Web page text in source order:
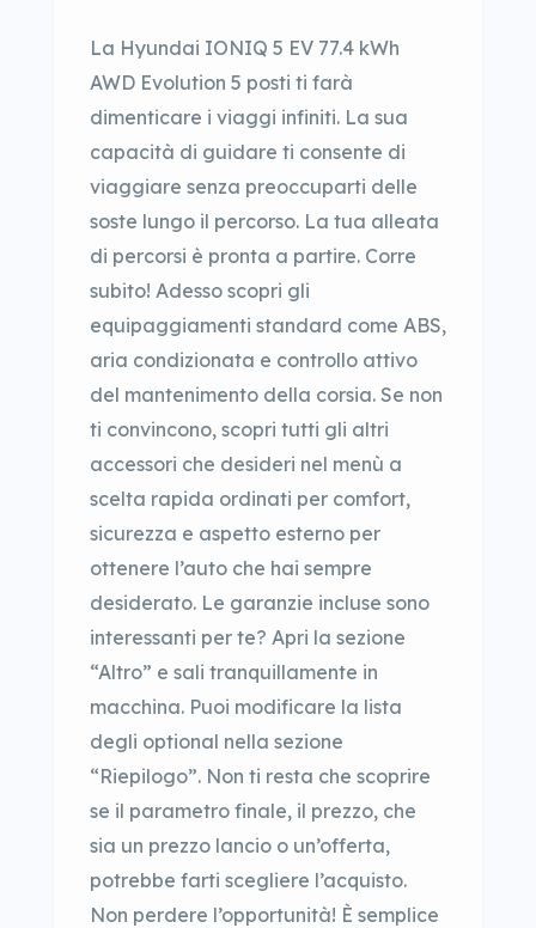
La Hyundai IONIQ 5 EV 77.4 kWh
AWD Evolution 5 posti ti farà
dimenticare i viaggi infiniti. La sua
capacità di guidare ti consente di
viaggiare senza preoccuparti delle
soste lungo il percorso. La tua alleata
di percorsi è pronta a partire. Corre
subito! Adesso scopri gli
equipaggiamenti standard come ABS,
aria condizionata e controllo attivo
del mantenimento della corsia. Se non
ti convincono, scopri tutti gli altri
accessori che desideri nel menù a
scelta rapida ordinati per comfort,
sicurezza e aspetto esterno per
ottenere l’auto che hai sempre
desiderato. Le garanzie incluse sono
interessanti per te? Apri la sezione
“Altro” e sali tranquillamente in
macchina. Puoi modificare la lista
degli optional nella sezione
“Riepilogo”. Non ti resta che scoprire
se il parametro finale, il prezzo, che
sia un prezzo lancio o un’offerta,
potrebbe farti scegliere l’acquisto.
Non perdere l’opportunità! È semplice